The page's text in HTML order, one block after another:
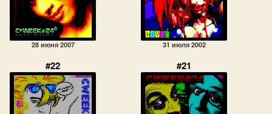
28 июня 2007 31 июля 2002
#22 #21